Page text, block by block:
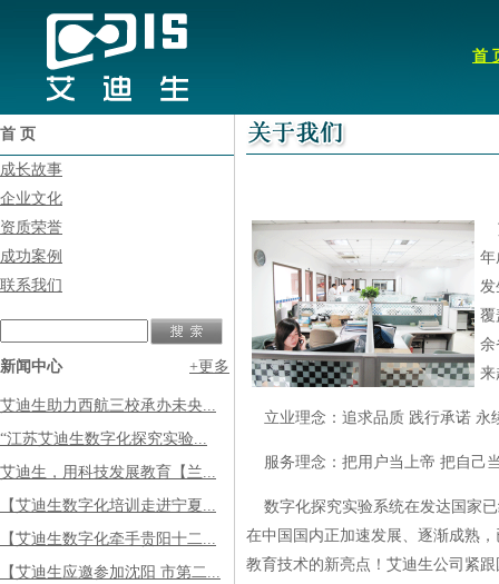
首
首 页
成长故事
企业文化
资质荣誉
成功案例
联系我们
新闻中心 +更多
艾迪生助力西航三校承办未央...
“江苏艾迪生数字化探究实验...
艾迪生，用科技发展教育【兰...
【艾迪生数字化培训走进宁夏...
【艾迪生数字化牵手贵阳十二...
【艾迪生应邀参加沈阳 市第二...
年
发
覆
余
来
立业理念：追求品质 践行承诺 永
服务理念：把用户当上帝 把自己
数字化探究实验系统在发达国家
在中国国内正加速发展、逐渐成熟
教育技术的新亮点！艾迪生公司紧